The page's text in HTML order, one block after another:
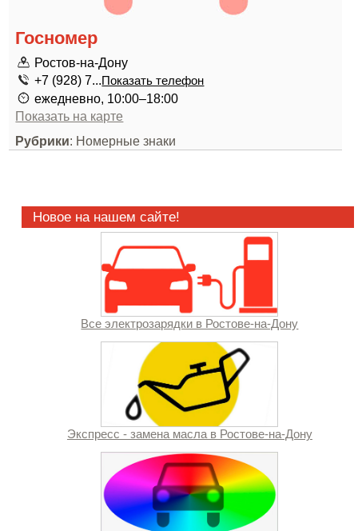
Госномер
Ростов-на-Дону
+7 (928) 7...Показать телефон
ежедневно, 10:00–18:00
Показать на карте
Рубрики: Номерные знаки
Новое на нашем сайте!
Все электрозарядки в Ростове-на-Дону
Экспресс - замена масла в Ростове-на-Дону